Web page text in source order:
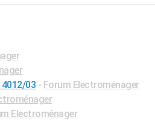
03 - Forum Electroménager
Electroménager